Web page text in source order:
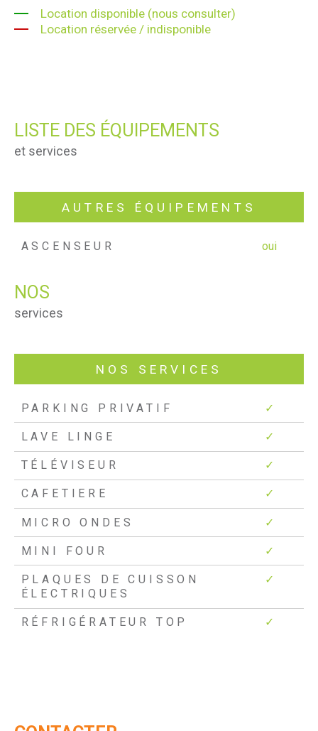
Location disponible (nous consulter)
Location réservée / indisponible
LISTE DES ÉQUIPEMENTS
et services
AUTRES ÉQUIPEMENTS
ASCENSEUR oui
NOS
services
NOS SERVICES
PARKING PRIVATIF ✓
LAVE LINGE ✓
TÉLÉVISEUR ✓
CAFETIERE ✓
MICRO ONDES ✓
MINI FOUR ✓
PLAQUES DE CUISSON
ÉLECTRIQUES
✓
RÉFRIGÉRATEUR TOP ✓